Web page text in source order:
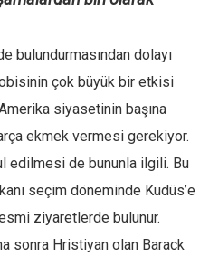
bulundurmasından dolayı
çok büyük bir etkisi
siyasetinin başına
ekmek vermesi gerekiyor.
edilmesi de bununla ilgili. Bu
seçim döneminde Kudüs’e
ziyaretlerde bulunur.
sonra Hristiyan olan Barack